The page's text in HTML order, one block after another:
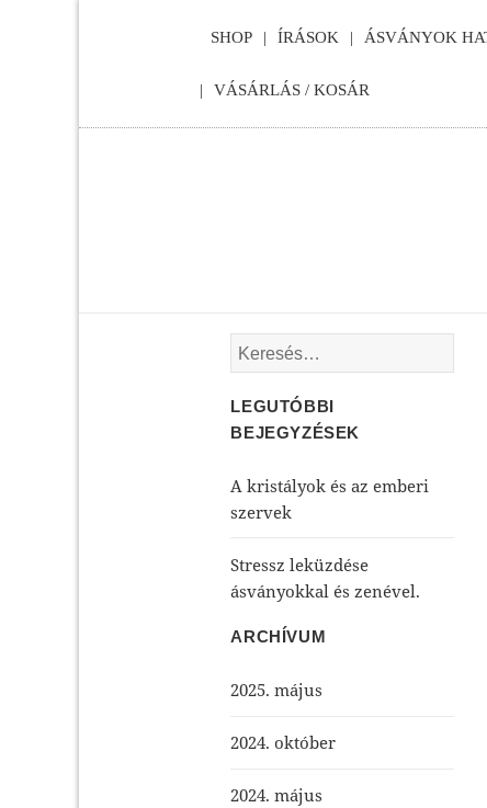
SHOP ÍRÁSOK ÁSVÁNYOK
VÁSÁRLÁS / KOSÁR
Keresés:
LEGUTÓBBI
BEJEGYZÉSEK
A kristályok és az emberi
szervek
Stressz leküzdése
ásványokkal és zenével.
ARCHÍVUM
2025. május
2024. október
2024. május